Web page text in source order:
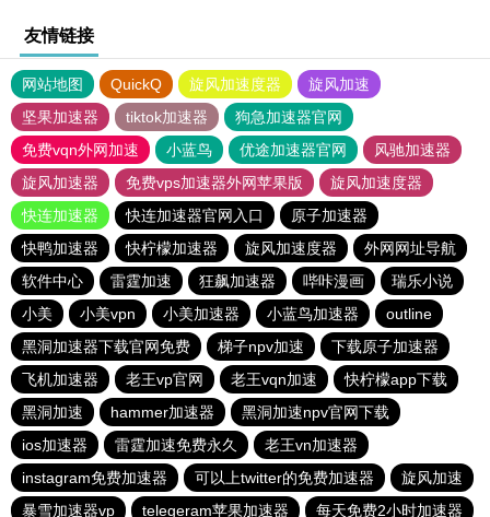
友情链接
网站地图 QuickQ 旋风加速度器
旋风加速
坚果加速器
tiktok加速器
狗急加速器官网
免费vqn外网加速
小蓝鸟 优途加速器官网
风驰加速器
旋风加速器
免费vps加速器外网苹果版
旋风加速度器
快连加速器
快连加速器官网入口
原子加速器
快鸭加速器
快柠檬加速器 旋风加速度器
外网网址导航
软件中心
雷霆加速 狂飙加速器 哔咔漫画
瑞乐小说
小美
小美vpn 小美加速器 小蓝鸟加速器
outline
黑洞加速器下载官网免费
梯子npv加速
下载原子加速器
飞机加速器
老王vp官网 老王vqn加速
快柠檬app下载
黑洞加速
hammer加速器
黑洞加速npv官网下载
ios加速器
雷霆加速免费永久
老王vn加速器
instagram免费加速器
可以上twitter的免费加速器
旋风加速
暴雪加速器vp
telegeram苹果加速器 每天免费2小时加速器